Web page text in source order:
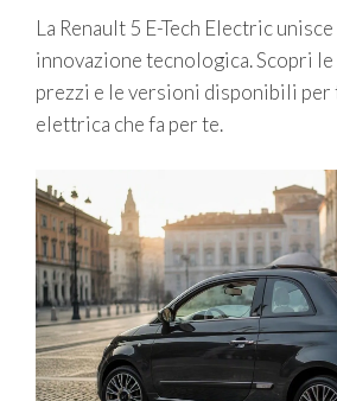
La Renault 5 E-Tech Electric
innovazione tecnologica. Scopri le
prezzi e le versioni disponibili per
elettrica che fa per te.